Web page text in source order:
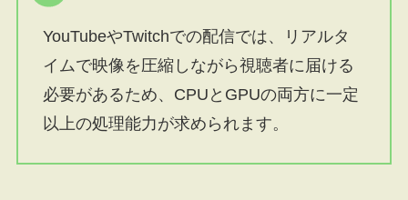
YouTubeやTwitchでの配信では、リアルタ
イムで映像を圧縮しながら視聴者に届ける
必要があるため、CPUとGPUの両方に一定
以上の処理能力が求められます。